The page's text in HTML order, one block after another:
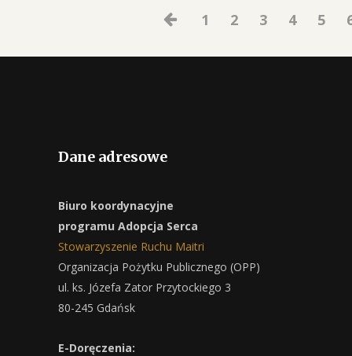
1 2 3 4 5
Dane adresowe
Biuro koordynacyjne
programu Adopcja Serca
Stowarzyszenie Ruchu Maitri
Organizacja Pożytku Publicznego (OPP)
ul. ks. Józefa Zator Przytockiego 3
80-245 Gdańsk
E-Doręczenia: